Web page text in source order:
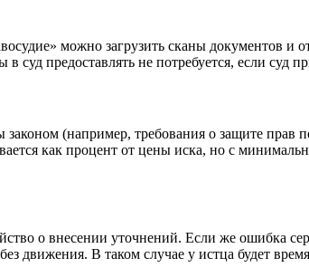
можно загрузить сканы документов и
предоставлять не потребуется, если суд
(например, требования о защите прав
как процент от цены иска, но с
о внесении уточнений. Если же ошибка
движения. В таком случае у истца будет